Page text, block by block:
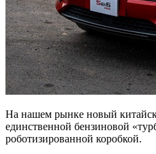
На нашем рынке новый
единственной бензиновой
роботизированной коробкой.